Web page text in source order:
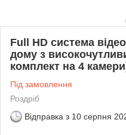
Full HD система
дому з
комплект на 4
Під замовлення
Роздріб
Відправка з 10 серпня